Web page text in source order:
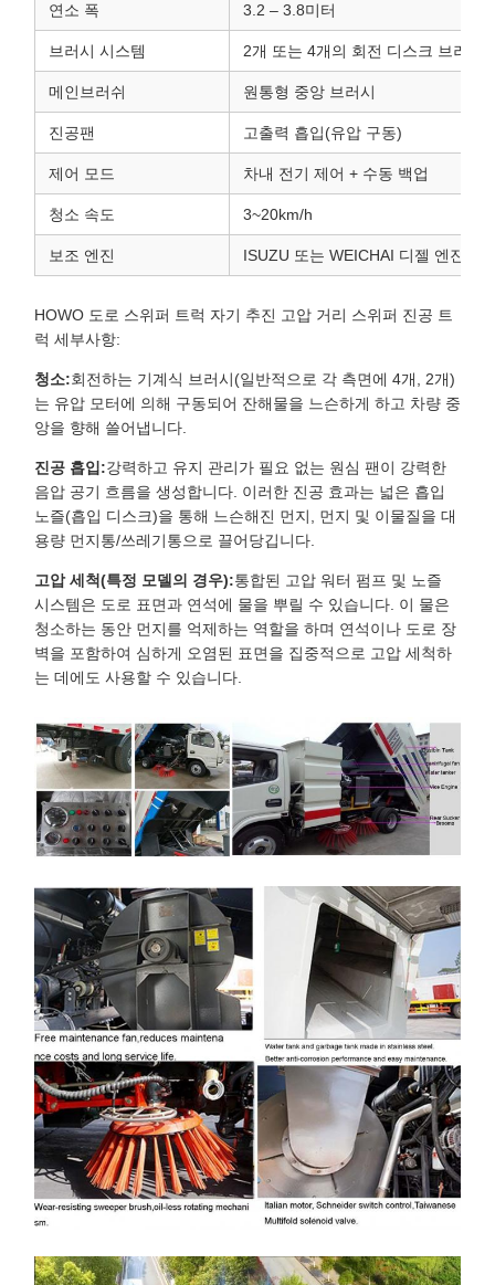
연소 폭 3.2 – 3.8미터
브러시 시스템 2개 또는 4개의 회전 디스크 브러시(
메인브러쉬 원통형 중앙 브러시
진공팬 고출력 흡입(유압 구동)
제어 모드 차내 전기 제어 + 수동 백업
청소 속도 3~20km/h
보조 엔진 ISUZU 또는 WEICHAI 디젤 엔진
HOWO 도로 스위퍼 트럭 자기 추진 고압 거리 스위퍼 진공 트
럭 세부사항:
청소:회전하는 기계식 브러시(일반적으로 각 측면에 4개, 2개)
는 유압 모터에 의해 구동되어 잔해물을 느슨하게 하고 차량 중
앙을 향해 쓸어냅니다.
진공 흡입:강력하고 유지 관리가 필요 없는 원심 팬이 강력한
음압 공기 흐름을 생성합니다. 이러한 진공 효과는 넓은 흡입
노즐(흡입 디스크)을 통해 느슨해진 먼지, 먼지 및 이물질을 대
용량 먼지통/쓰레기통으로 끌어당깁니다.
고압 세척(특정 모델의 경우):통합된 고압 워터 펌프 및 노즐
시스템은 도로 표면과 연석에 물을 뿌릴 수 있습니다. 이 물은
청소하는 동안 먼지를 억제하는 역할을 하며 연석이나 도로 장
벽을 포함하여 심하게 오염된 표면을 집중적으로 고압 세척하
는 데에도 사용할 수 있습니다.